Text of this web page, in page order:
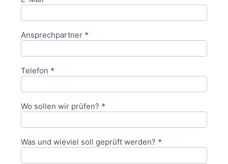
Ansprechpartner *
Telefon *
Wo sollen wir prüfen? *
Was und wieviel soll geprüft werden? *